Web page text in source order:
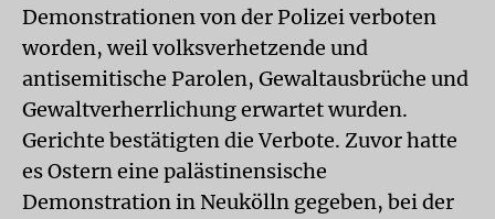
Demonstrationen von der Polizei verboten
worden, weil volksverhetzende und
antisemitische Parolen, Gewaltausbrüche und
Gewaltverherrlichung erwartet wurden.
Gerichte bestätigten die Verbote. Zuvor hatte
es Ostern eine palästinensische
Demonstration in Neukölln gegeben, bei der